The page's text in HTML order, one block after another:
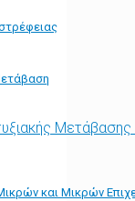
και Μικρών